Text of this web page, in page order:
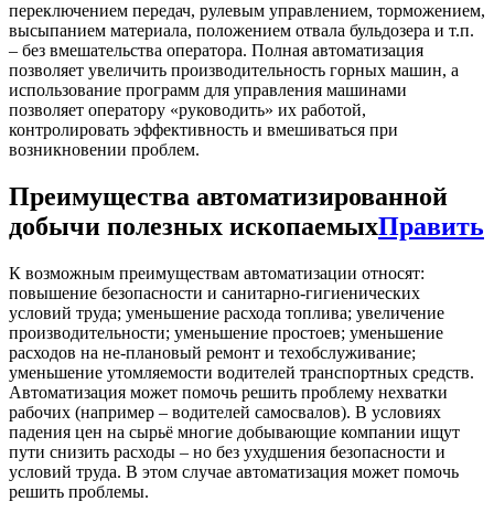
переключением передач, рулевым управлением, торможением,
высыпанием материала, положением отвала бульдозера и т.п.
– без вмешательства оператора. Полная автоматизация
позволяет увеличить производительность горных машин, а
использование программ для управления машинами
позволяет оператору «руководить» их работой,
контролировать эффективность и вмешиваться при
возникновении проблем.
Преимущества автоматизированной
добычи полезных ископаемыхПравить
К возможным преимуществам автоматизации относят:
повышение безопасности и санитарно-гигиенических
условий труда; уменьшение расхода топлива; увеличение
производительности; уменьшение простоев; уменьшение
расходов на не-плановый ремонт и техобслуживание;
уменьшение утомляемости водителей транспортных средств.
Автоматизация может помочь решить проблему нехватки
рабочих (например – водителей самосвалов). В условиях
падения цен на сырьё многие добывающие компании ищут
пути снизить расходы – но без ухудшения безопасности и
условий труда. В этом случае автоматизация может помочь
решить проблемы.